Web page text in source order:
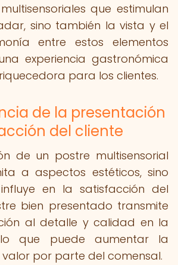
que estimulan
sino también la vista y el
entre estos elementos
experiencia gastronómica
para los clientes.
de la presentación
del cliente
de un postre multisensorial
a aspectos estéticos, sino
en la satisfacción del
bien presentado transmite
al detalle y calidad en la
lo que puede aumentar la
por parte del comensal.